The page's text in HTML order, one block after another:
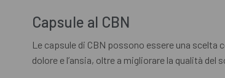
Capsule al CBN
Le capsule di CBN possono essere una
dolore e l’ansia, oltre a migliorare la qualità del